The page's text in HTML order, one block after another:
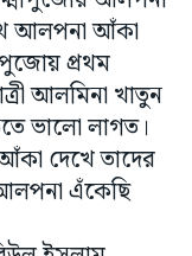
আলপনা আঁকা
পুজোয় প্রথম
আলমিনা খাতুন
ভালো লাগত।
দেখে তাদের
এঁকেছি